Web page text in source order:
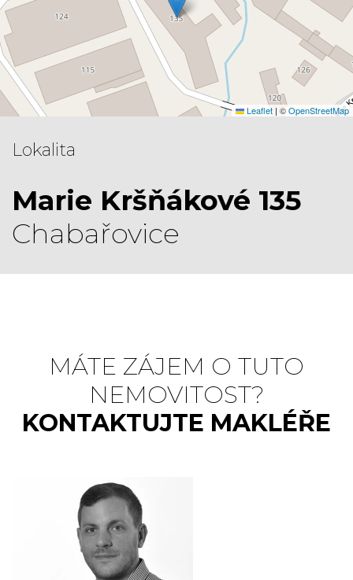
Leaflet | ©OpenStreetMap
Lokalita
Marie Kršňákové 135
Chabařovice
MÁTE ZÁJEM O TUTO
NEMOVITOST?
KONTAKTUJTE MAKLÉŘE